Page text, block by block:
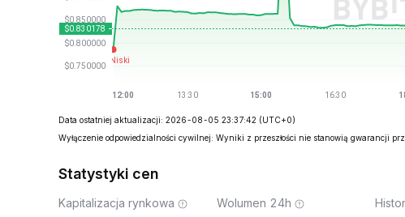
Data ostatniej aktualizacji: 2026-08-05 23:37:42 (UTC+0)
Wyłączenie odpowiedzialności cywilnej: Wyniki z przeszłości nie stanowią gwarancji
Statystyki cen
Kapitalizacja rynkowa Wolumen 24h